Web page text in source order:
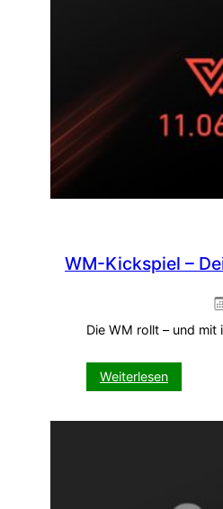
WM-Kickspiel –
Die WM rollt – und
Weiterlesen:
WM-